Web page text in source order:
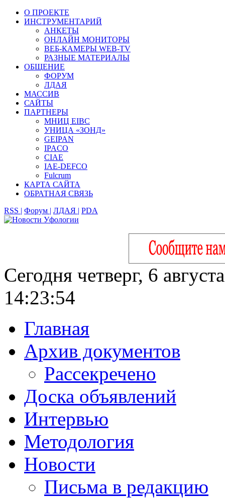
О ПРОЕКТЕ
ИНСТРУМЕНТАРИЙ
АНКЕТЫ
ОНЛАЙН МОНИТОРЫ
ВЕБ-КАМЕРЫ WEB-TV
РАЗНЫЕ МАТЕРИАЛЫ
ОБЩЕНИЕ
ФОРУМ
ЛДАЯ
МАССИВ
САЙТЫ
ПАРТНЕРЫ
МНИЦ EIBC
УНИЦА «ЗОНД»
GEIPAN
IPACO
CIAE
IAE-DEFCO
Fulcrum
КАРТА САЙТА
ОБРАТНАЯ СВЯЗЬ
RSS | Форум | ЛДАЯ | PDA
Сегодня четверг, 6
14:23:55
Главная
Архив документов
Рассекречено
Доска объявлений
Интервью
Методология
Новости
Письма в редакцию